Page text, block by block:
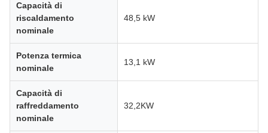
Capacità di
riscaldamento
nominale
48,5 kW
Potenza termica
nominale
13,1 kW
Capacità di
raffreddamento
nominale
32,2KW